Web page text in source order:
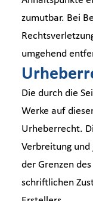
zumutbar. Bei
umgehend
Die durch die
Werke auf
Urheberrecht.
Verbreitung
der Grenzen
schriftlichen